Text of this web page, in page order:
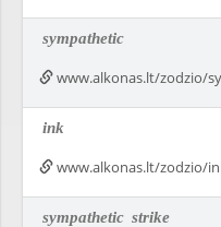
sympathetic
www.alkonas.lt/zodzio/
ink
www.alkonas.lt/zodzio/
sympathetic strike